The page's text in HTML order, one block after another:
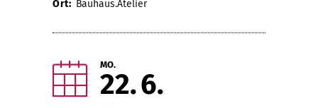
Ort: Bauhaus.Atelier
MO.
22 6